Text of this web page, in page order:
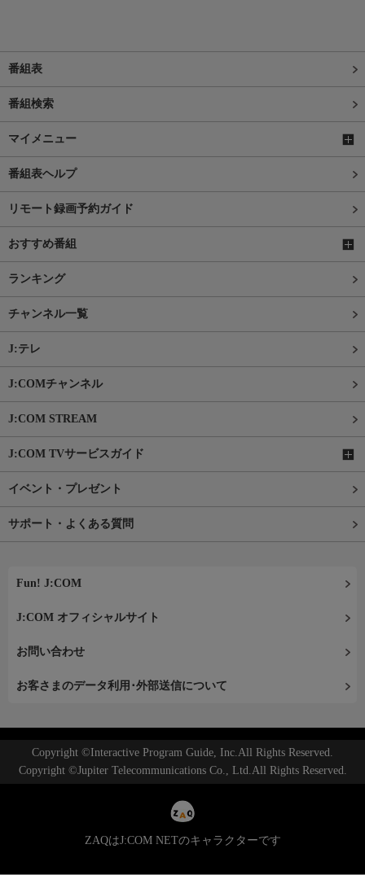
番組表
番組検索
マイメニュー
番組表ヘルプ
リモート録画予約ガイド
おすすめ番組
ランキング
チャンネル一覧
J:テレ
J:COMチャンネル
J:COM STREAM
J:COM TVサービスガイド
イベント・プレゼント
サポート・よくある質問
Fun! J:COM
J:COM オフィシャルサイト
お問い合わせ
お客さまのデータ利用･外部送信について
Copyright ©Interactive Program Guide, Inc.All Rights Reserved.
Copyright ©Jupiter Telecommunications Co., Ltd.All Rights Reserved.
ZAQはJ:COM NETのキャラクターです